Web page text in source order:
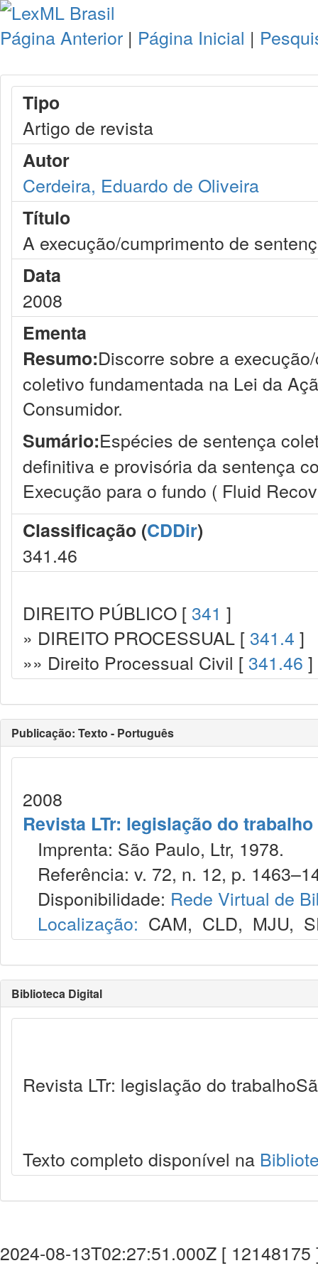
Página Anterior | Página Inicial |
Tipo
Artigo de revista
Autor
Cerdeira, Eduardo de Oliveira
Título
A execução/cumprimento de
Data
2008
Ementa
Resumo:Discorre sobre a
coletivo fundamentada na Lei da
Consumidor.
Sumário:Espécies de sentença
definitiva e provisória da sentença
Execução para o fundo ( Fluid
Classificação (CDDir)
341.46
DIREITO PÚBLICO [ 341 ]
» DIREITO PROCESSUAL [ 341.4 ]
»» Direito Processual Civil [ 341.46 ]
Publicação: Texto - Português
2008
Revista LTr: legislação do trabalho
Imprenta: São Paulo, Ltr, 1978.
Referência: v. 72, n. 12, p.
Disponibilidade: Rede Virtual de
Localização: CAM, CLD, MJU,
Biblioteca Digital
Revista LTr: legislação do
Texto completo disponível na
2024-08-13T02:27:51.000Z [ 12148175